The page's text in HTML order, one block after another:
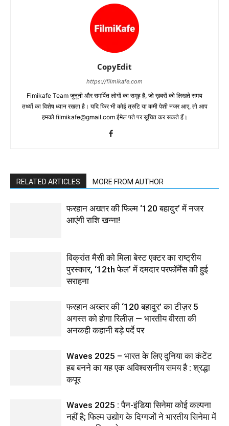
CopyEdit
https://filmikafe.com
Fimikafe Team जुनूनी और समर्पित लोगों का समूह है, जो ख़बरों को लिखते समय
तथ्‍यों का विशेष ध्‍यान रखता है। यदि फिर भी कोई त्रुटि या कमी पेशी नजर आए, तो आप
हमको filmikafe@gmail.com ईमेल पते पर सूचित कर सकते हैं।
RELATED ARTICLES MORE FROM AUTHOR
फरहान अख्तर की फिल्म ‘120 बहादुर’ में नजर
आएंगी राशि खन्ना!
विक्रांत मैसी को मिला बेस्ट एक्टर का राष्ट्रीय
पुरस्कार, ‘12th फेल’ में दमदार परफॉर्मेंस की हुई
सराहना
फरहान अख्तर की ‘120 बहादुर’ का टीज़र 5
अगस्त को होगा रिलीज़ — भारतीय वीरता की
अनकही कहानी बड़े पर्दे पर
Waves 2025 – भारत के लिए दुनिया का कंटेंट
हब बनने का यह एक अविश्वसनीय समय है : श्रद्धा
कपूर
Waves 2025 : पैन-इंडिया सिनेमा कोई कल्पना
नहीं है; फिल्म उद्योग के दिग्गजों ने भारतीय सिनेमा में